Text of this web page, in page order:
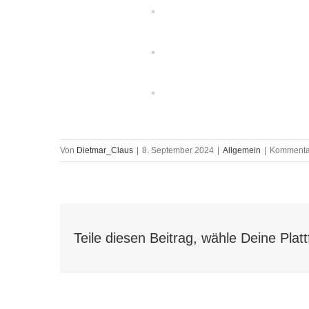
Von Dietmar_Claus 8. September 2024 Allgemein
Teile diesen Beitrag, wähle Deine